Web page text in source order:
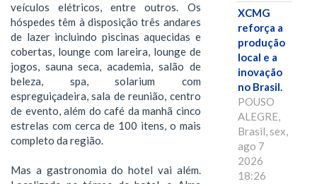
veículos elétricos, entre outros. Os
hóspedes têm à disposição três andares
de lazer incluindo piscinas aquecidas e
cobertas, lounge com lareira, lounge de
jogos, sauna seca, academia, salão de
beleza, spa, solarium com
espreguiçadeira, sala de reunião, centro
de evento, além do café da manhã cinco
estrelas com cerca de 100 itens, o mais
completo da região.
Mas a gastronomia do hotel vai além.
XCMG
reforça a
produção
local e a
inovação
no Brasil.
POUSO
ALEGRE,
Brasil, sex,
ago 7
2026
18:26